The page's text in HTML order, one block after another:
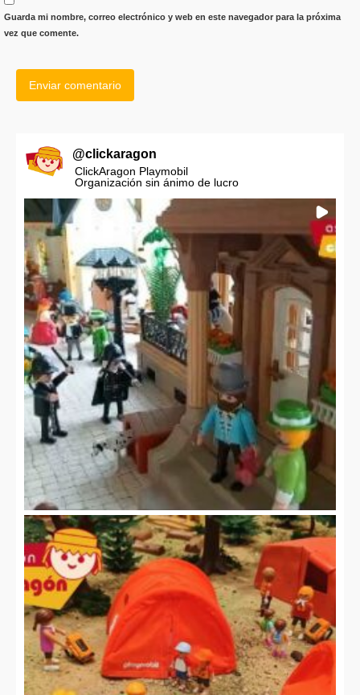
Guarda mi nombre, correo electrónico y web en este navegador para la próxima
vez que comente.
@clickaragon
ClickAragon Playmobil
Organización sin ánimo de lucro